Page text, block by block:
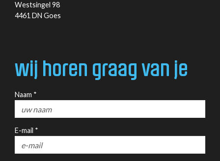
Westsingel 98
4461 DN Goes
wij horen graag van je
Naam *
E-mail *